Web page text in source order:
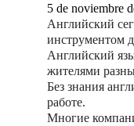
5 de noviembre
Английский
инструментом
Английский
жителями
Без знания
работе.
Многие